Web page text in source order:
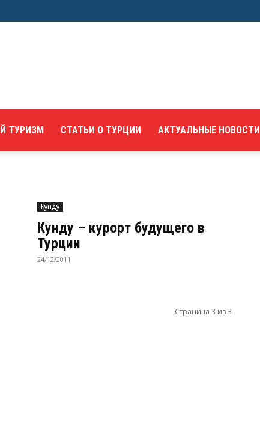
ТУРИЗМ СТАТЬИ О ТУРЦИИ АКТУАЛЬНЫЕ НОВОСТИ
Кунду
Кунду – курорт будущего в
Турции
24/12/2011
Страница 3 из 3